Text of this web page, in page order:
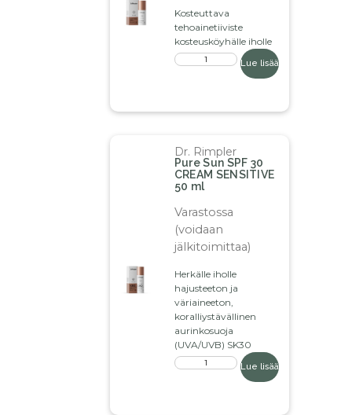
Kosteuttava
tehoainetiiviste
kosteusköyhälle iholle
Lue lisää
Dr. Rimpler
Pure Sun SPF 30
CREAM SENSITIVE
50 ml
Varastossa
(voidaan
jälkitoimittaa)
Herkälle iholle
hajusteeton ja
väriaineeton,
koralliystävällinen
aurinkosuoja
(UVA/UVB) SK30
Lue lisää